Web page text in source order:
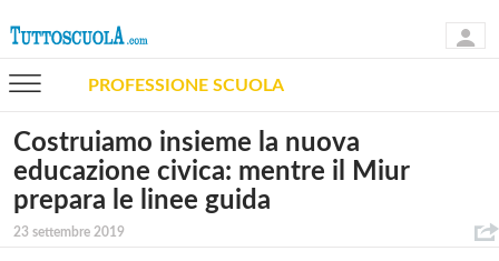
PROFESSIONE SCUOLA
Costruiamo insieme la nuova
educazione civica: mentre il Miur
prepara le linee guida
23 settembre 2019